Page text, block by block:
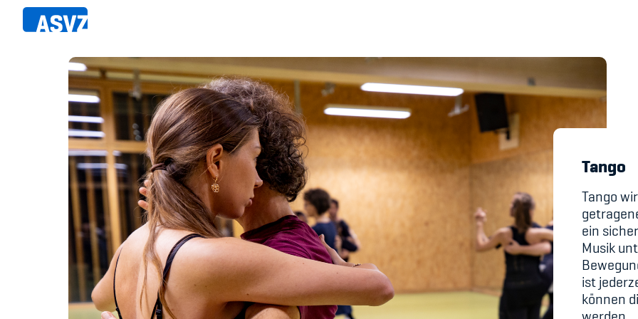
Direkt
zum
Sportfahrplan
Sportarten
Sportanlagen
Events
ASVZ@home
Member's Manual / FAQ
Fairplay
Teilnahmeberechtigung
Academy
Blog
Diversität &
Infomails
Kinderbetreuung
Schwangerschaft
Tango
Tango
ein
Musik
ist
können